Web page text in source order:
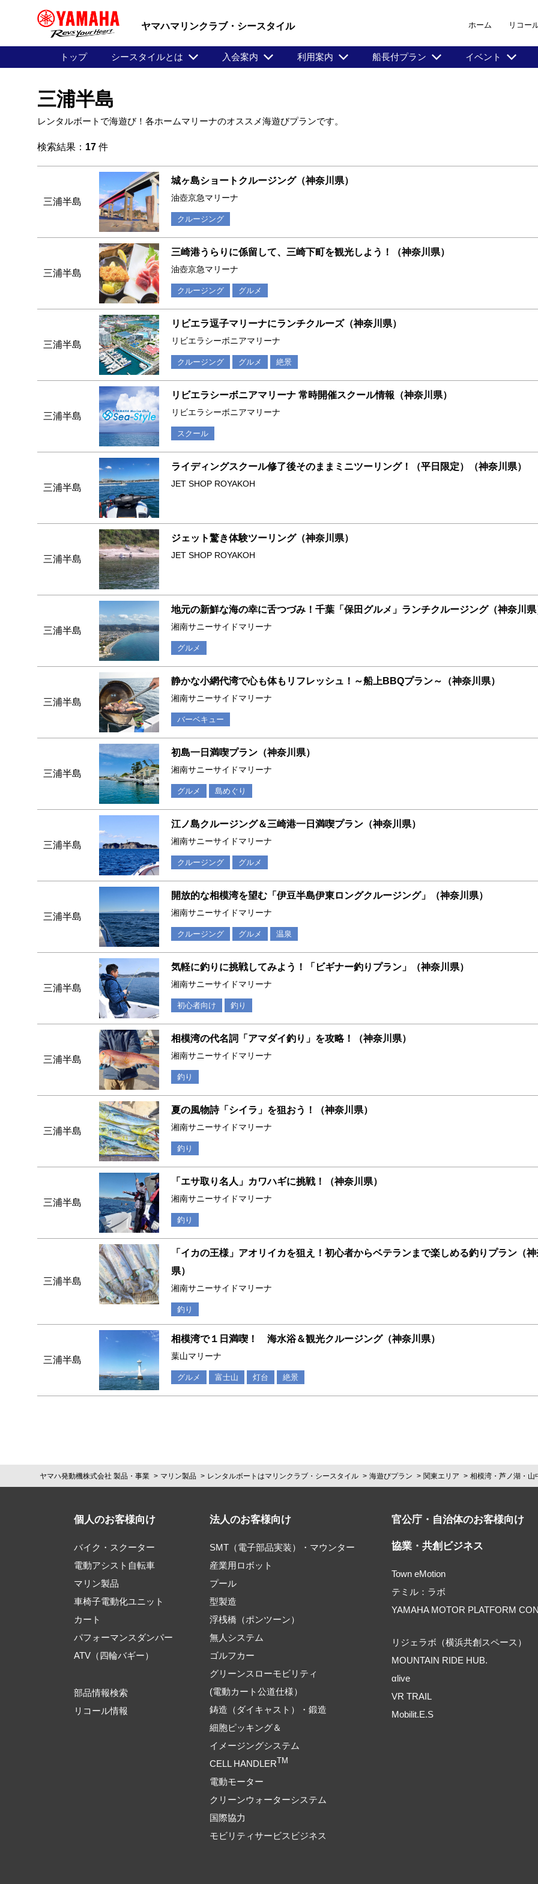
ヤマハマリンクラブ・シースタイル ホーム リコー
トップ シースタイルとは 入会案内 利用案内 船長付プラン イベント
三浦半島
レンタルボートで海遊び！各ホームマリーナのオススメ海遊びプランです。
検索結果： 17 件
三浦半島
城ヶ島ショートクルージング（神奈川県）
油壺京急マリーナ
クルージング
三浦半島
三崎港うらりに係留して、三崎下町を観光しよう！（神奈川県）
油壺京急マリーナ
クルージング グルメ
三浦半島
リビエラ逗子マリーナにランチクルーズ（神奈川県）
リビエラシーボニアマリーナ
クルージング グルメ 絶景
三浦半島
リビエラシーボニアマリーナ 常時開催スクール情報（神奈川県）
リビエラシーボニアマリーナ
スクール
三浦半島
ライディングスクール修了後そのままミニツーリング！（平日限定）（神奈川県）
JET SHOP ROYAKOH
三浦半島
ジェット驚き体験ツーリング（神奈川県）
JET SHOP ROYAKOH
三浦半島
地元の新鮮な海の幸に舌つづみ！千葉「保田グルメ」ランチクルージング（神奈川県
湘南サニーサイドマリーナ
グルメ
三浦半島
静かな小網代湾で心も体もリフレッシュ！～船上BBQプラン～（神奈川県）
湘南サニーサイドマリーナ
バーベキュー
三浦半島
初島一日満喫プラン（神奈川県）
湘南サニーサイドマリーナ
グルメ 島めぐり
三浦半島
江ノ島クルージング＆三崎港一日満喫プラン（神奈川県）
湘南サニーサイドマリーナ
クルージング グルメ
三浦半島
開放的な相模湾を望む「伊豆半島伊東ロングクルージング」（神奈川県）
湘南サニーサイドマリーナ
クルージング グルメ 温泉
三浦半島
気軽に釣りに挑戦してみよう！「ビギナー釣りプラン」（神奈川県）
湘南サニーサイドマリーナ
初心者向け 釣り
三浦半島
相模湾の代名詞「アマダイ釣り」を攻略！（神奈川県）
湘南サニーサイドマリーナ
釣り
三浦半島
夏の風物詩「シイラ」を狙おう！（神奈川県）
湘南サニーサイドマリーナ
釣り
三浦半島
「エサ取り名人」カワハギに挑戦！（神奈川県）
湘南サニーサイドマリーナ
釣り
三浦半島
「イカの王様」アオリイカを狙え！初心者からベテランまで楽しめる釣りプラン（
県）
湘南サニーサイドマリーナ
釣り
三浦半島
相模湾で１日満喫！ 海水浴＆観光クルージング（神奈川県）
葉山マリーナ
グルメ 富士山 灯台 絶景
ヤマハ発動機株式会社 製品・事業 マリン製品 レンタルボートはマリンクラブ・シースタイル 海遊びプラン 関東エリア 相模湾・芦ノ湖・山
個人のお客様向け
バイク・スクーター
電動アシスト自転車
マリン製品
車椅子電動化ユニット
カート
パフォーマンスダンパー
ATV（四輪バギー）
部品情報検索
リコール情報
法人のお客様向け
SMT（電子部品実装）・マウンター
産業用ロボット
プール
型製造
浮桟橋（ポンツーン）
無人システム
ゴルフカー
グリーンスローモビリティ
(電動カート公道仕様）
鋳造（ダイキャスト）・鍛造
細胞ピッキング＆
イメージングシステム
CELL HANDLERTM
電動モーター
クリーンウォーターシステム
国際協力
モビリティサービスビジネス
官公庁・自治体のお客様向け
協業・共創ビジネス
Town eMotion
テミル：ラボ
YAMAHA MOTOR PLATFORM
リジェラボ（横浜共創スペース）
MOUNTAIN RIDE HUB.
αlive
VR TRAIL
Mobilit.E.S